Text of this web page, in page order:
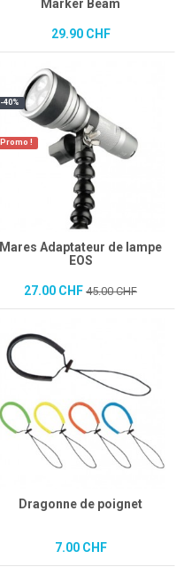
Marker Beam
29.90 CHF
Promo !
Mares Adaptateur de lampe
EOS
27.00 CHF 45.00 CHF
-40%
Dragonne de poignet
7.00 CHF